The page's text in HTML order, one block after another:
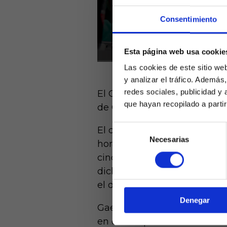
Consentimiento
Esta página web usa
Las cookies de este sitio
y analizar el tráfico.
redes sociales, publicidad y
que hayan recopilado a
Selección
consentimiento
Necesarias
Denegar
mayores de
de
El Celta de Vigo arrancó
de Cristiano Ronaldo. El
El duelo comenzó con
hora. Después, poco a
cinco minutos después de
dicha acción, el conjunto
el duelo.
Gael Alonso, Miguel y
en el banquillo del Celta.